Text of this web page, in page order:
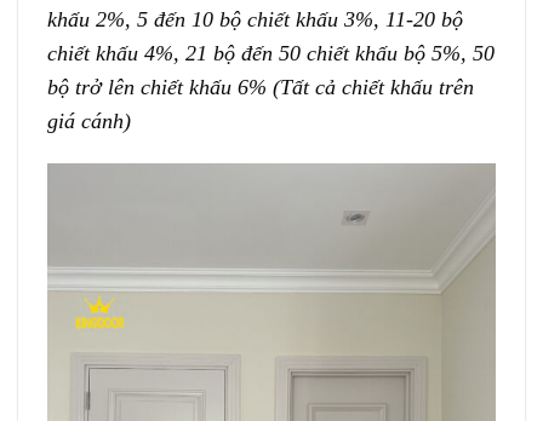
khấu 2%, 5 đến 10 bộ chiết khấu 3%, 11-20 bộ
chiết khấu 4%, 21 bộ đến 50 chiết khấu bộ 5%, 50
bộ trở lên chiết khấu 6% (Tất cả chiết khấu trên
giá cánh)